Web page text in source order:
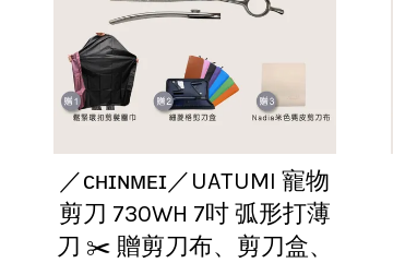
／ᴄʜɪɴᴍᴇɪ／UATUMI 寵物
剪刀 730WH 7吋 弧形打薄
刀 ✂️ 贈剪刀布、剪刀盒、